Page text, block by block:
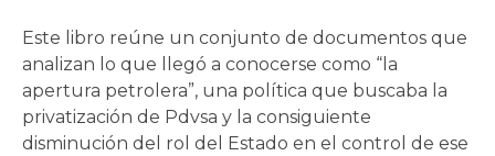
Este libro reúne un conjunto de documentos que
analizan lo que llegó a conocerse como “la
apertura petrolera”, una política que buscaba la
privatización de Pdvsa y la consiguiente
disminución del rol del Estado en el control de ese